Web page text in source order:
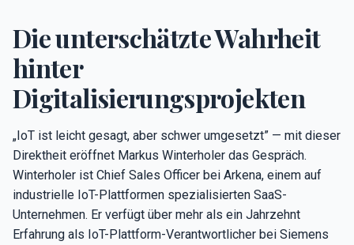
Die unterschätzte Wahrheit
hinter
Digitalisierungsprojekten
„IoT ist leicht gesagt, aber schwer umgesetzt” — mit dieser
Direktheit eröffnet Markus Winterholer das Gespräch.
Winterholer ist Chief Sales Officer bei Arkena, einem auf
industrielle IoT-Plattformen spezialisierten SaaS-
Unternehmen. Er verfügt über mehr als ein Jahrzehnt
Erfahrung als IoT-Plattform-Verantwortlicher bei Siemens